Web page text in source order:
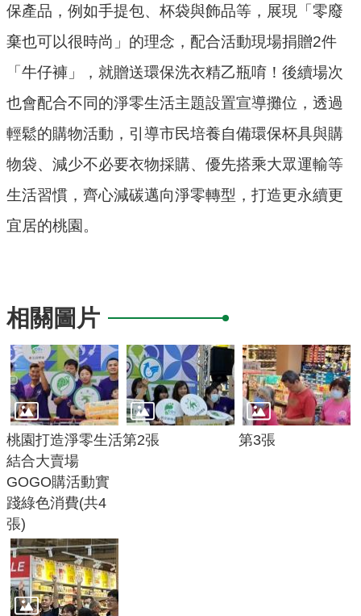
眾
陳
回
頁
網
站
桃
園
市
政
府
R
S
S
E
n
g
l
i
s
保產品，例如手提包、杯袋與飾品等，展現「零廢
棄也可以很時尚」的理念，配合活動現場捐贈2件
「牛仔褲」，就贈送環保洗衣精乙瓶唷！後續場次
也會配合不同的淨零生活主題設置宣導攤位，透過
輕鬆的購物活動，引導市民培養自備環保杯具與購
物袋、減少不必要衣物採購、優先搭乘大眾運輸等
生活習慣，齊心減碳邁向淨零轉型，打造更永續更
宜居的桃園。
相關圖片
桃園打造淨零生活
結合大賣場
GOGO購活動實
踐綠色消費(共4
張)
第2張 第3張